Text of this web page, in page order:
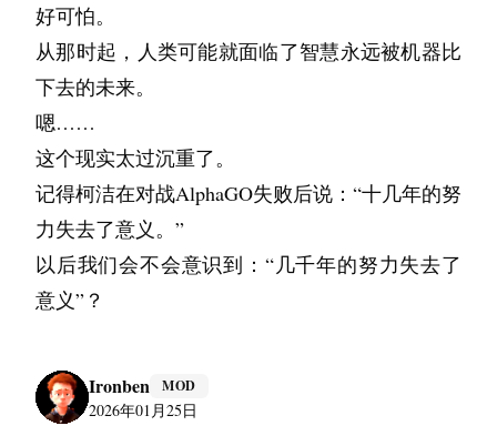
好可怕。
从那时起，人类可能就面临了智慧永远被机器比
下去的未来。
嗯……
这个现实太过沉重了。
记得柯洁在对战AlphaGO失败后说：“十几年的努
力失去了意义。”
以后我们会不会意识到：“几千年的努力失去了
意义”？
Ironben MOD
2026年01月25日